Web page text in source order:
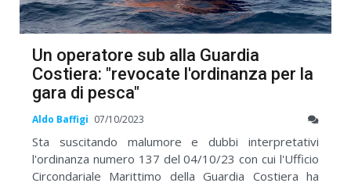
Un operatore sub alla Guardia
Costiera: "revocate l'ordinanza per la
gara di pesca"
Aldo Baffigi 07/10/2023
Sta suscitando malumore e dubbi interpretativi
l'ordinanza numero 137 del 04/10/23 con cui l'Ufficio
Circondariale Marittimo della Guardia Costiera ha